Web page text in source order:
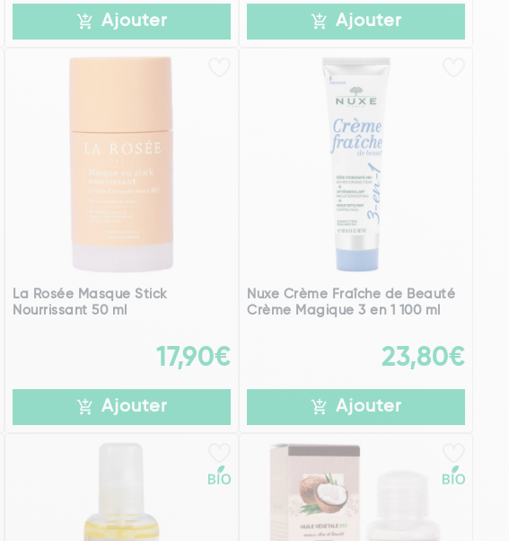
Ajouter Ajouter
La Rosée Masque Stick
Nourrissant 50 ml
17,90€
Ajouter
Nuxe Crème Fraîche de Beauté
Crème Magique 3 en 1 100 ml
23,80€
Ajouter